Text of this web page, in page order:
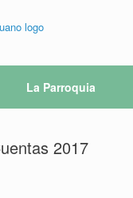
La Parroquia
2017